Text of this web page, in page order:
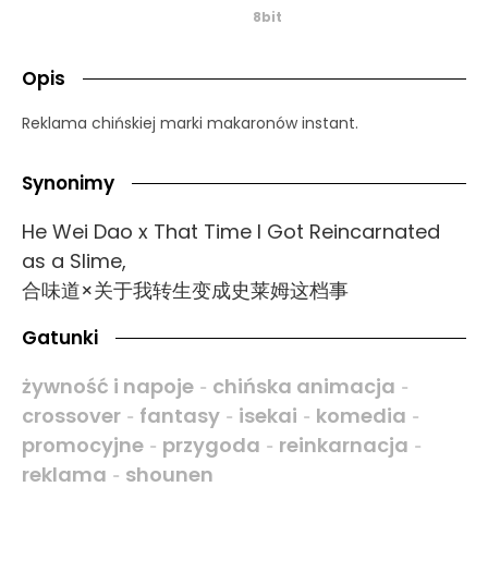
8bit
Opis
Reklama chińskiej marki makaronów instant.
Synonimy
He Wei Dao x That Time I Got Reincarnated
as a Slime,
合味道×关于我转生变成史莱姆这档事
Gatunki
żywność i napoje - chińska animacja -
crossover - fantasy - isekai - komedia -
promocyjne - przygoda - reinkarnacja -
reklama - shounen